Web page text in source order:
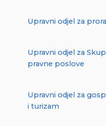
Upravni odjel za
Upravni odjel za
pravne poslove
Upravni odjel za
i turizam